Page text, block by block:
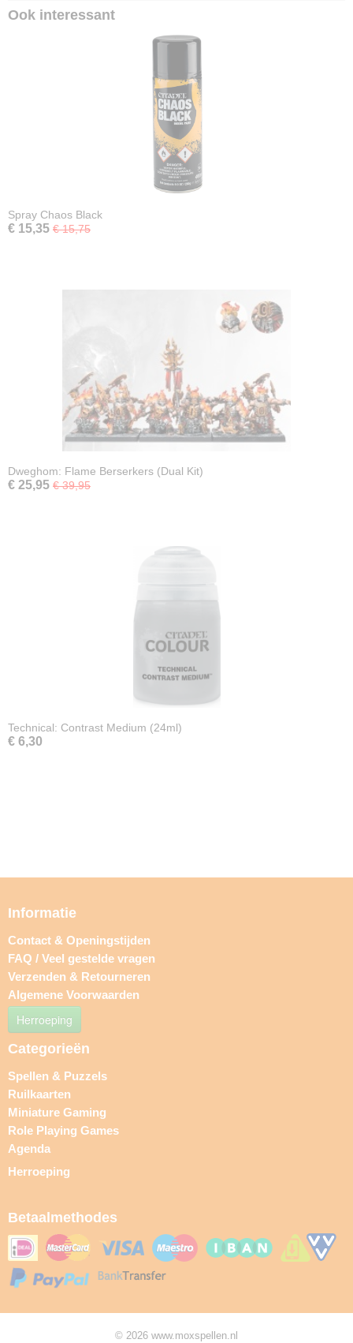
Ook interessant
Spray Chaos Black
€ 15,35 € 15,75
Dweghom: Flame Berserkers (Dual Kit)
€ 25,95 € 39,95
Technical: Contrast Medium (24ml)
€ 6,30
Informatie
Contact & Openingstijden
FAQ / Veel gestelde vragen
Verzenden & Retourneren
Algemene Voorwaarden
Herroeping
Categorieën
Spellen & Puzzels
Ruilkaarten
Miniature Gaming
Role Playing Games
Agenda
Herroeping
Betaalmethodes
© 2026 www.moxspellen.nl